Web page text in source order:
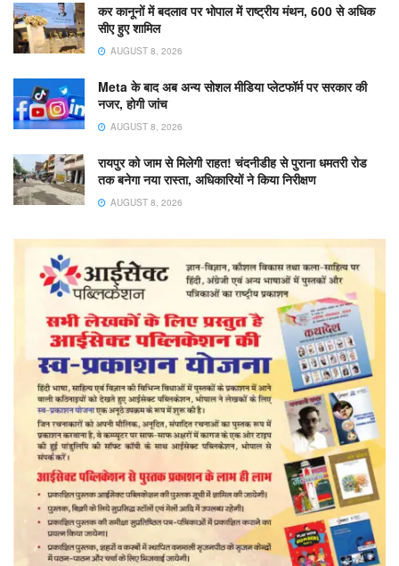
कर कानूनों में बदलाव पर भोपाल में राष्ट्रीय मंथन, 600 से अधिक
सीए हुए शामिल
AUGUST 8, 2026
Meta के बाद अब अन्य सोशल मीडिया प्लेटफॉर्म पर सरकार की
नजर, होगी जांच
AUGUST 8, 2026
रायपुर को जाम से मिलेगी राहत! चंदनीडीह से पुराना धमतरी रोड
तक बनेगा नया रास्ता, अधिकारियों ने किया निरीक्षण
AUGUST 8, 2026